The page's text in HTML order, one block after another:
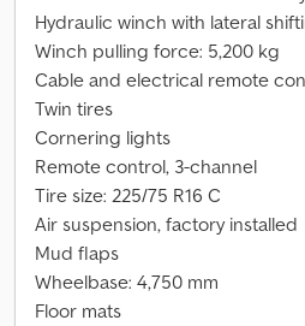
Hydraulic winch with lateral
Winch pulling force: 5,200 kg
Cable and electrical remote
Twin tires
Cornering lights
Remote control, 3-channel
Tire size: 225/75 R16 C
Air suspension, factory installed
Mud flaps
Wheelbase: 4,750 mm
Floor mats